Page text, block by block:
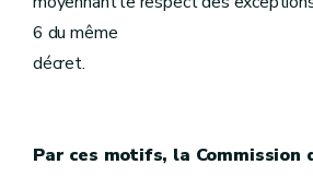
6 du même
Par ces motifs, la Commission